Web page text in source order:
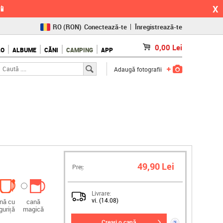
X
(KČ)
SK(€)
RO(RON) Conectează-te Înregistrează-te
ALBUME CĂNI CAMPING APP 0,00 Lei
Adaugă fotografii
cu
cană
magică
Preț: 49,90 Lei
Livrare:
vi. (14.08)